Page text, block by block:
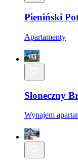
Pieniński
Apartamenty
Słoneczny
Wynajem